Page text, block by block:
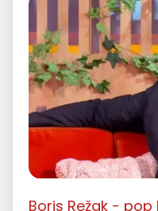
Boris Režak - pop